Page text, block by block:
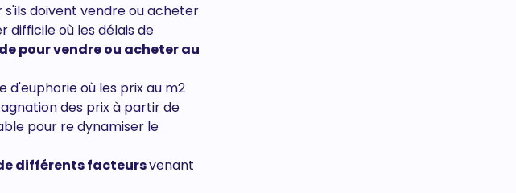
doivent vendre ou acheter
où les délais de
pour vendre ou acheter au
d'euphorie où les prix au m2
des prix à partir de
pour re dynamiser le
différents facteursvenant